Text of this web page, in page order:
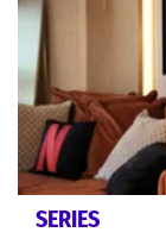
SERIES